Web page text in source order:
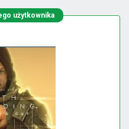
użytkownika